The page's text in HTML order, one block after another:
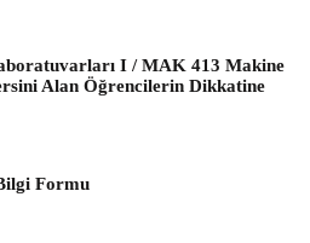
I / MAK 413 Makine
Alan Öğrencilerin Dikkatine
Formu